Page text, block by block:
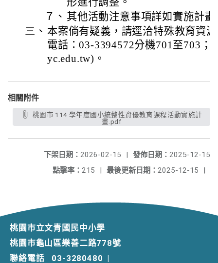
７、 其他活動注意事項詳如實施計畫
三、 本案倘有疑義，請逕洽特殊教育資
電話：03-3394572分機701至703；
yc.edu.tw)。
相關附件
畫.pdf
發佈日期： 2025-12-15
下架日期： 2026-02-15
|
最後更新日期： 2025-12-15 |
點擊率： 215 |
桃園市立文青國民中小學
桃園市龜山區樂善二路778號
聯絡電話
03-3280480 |